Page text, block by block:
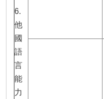
6.
他
國
語
言
能
力